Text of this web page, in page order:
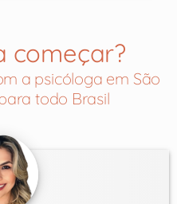
começar?
a psicóloga em São
todo Brasil